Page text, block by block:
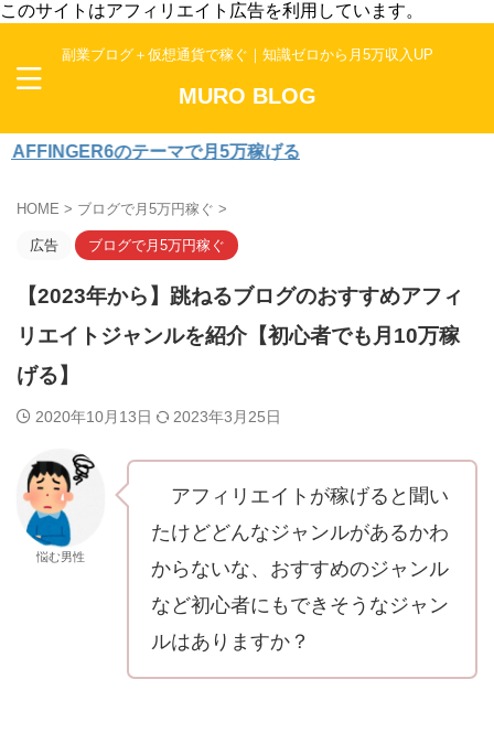
このサイトはアフィリエイト広告を利用しています。
副業ブログ＋仮想通貨で稼ぐ｜知識ゼロから月5万収入UP
MURO BLOG
のテーマで月5万稼げる
HOME > ブログで月5万円稼ぐ >
広告 ブログで月5万円稼ぐ
【2023年から】跳ねるブログのおすすめアフィ
リエイトジャンルを紹介【初心者でも月10万稼
げる】
2020年10月13日 2023年3月25日
悩む男性
アフィリエイトが稼げると聞い
たけどどんなジャンルがあるかわ
からないな、おすすめのジャンル
など初心者にもできそうなジャン
ルはありますか？